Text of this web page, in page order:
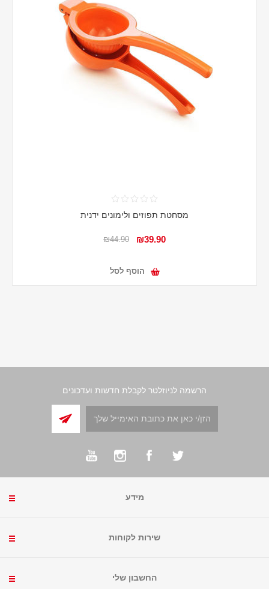
מסחטת תפוזים ולימונים ידנית
₪39.90
₪44.90
הוסף לסל
הרשמה לניוזלטר לקבלת חדשות ועדכונים
מידע
שירות לקוחות
החשבון שלי